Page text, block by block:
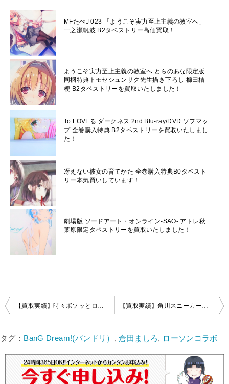
MFたぺJ 023 「ようこそ実力至上主義の教室へ」
一之瀬帆波 B2タペストリー高価買取！
ようこそ実力至上主義の教室へ とらのあな限定版
同梱特典トモセシュンサク先生描き下ろし 櫛田桔
梗 B2タペストリーを買取いたしました！
To LOVEる ダークネス 2nd Blu-ray/DVD ソフマッ
プ 全巻購入特典 B2タペストリーを買取いたしまし
た！
冴えない彼女の育てかた 全巻購入特典B0タペスト
リー本気買いしています！
劇場版 ソードアート・オンライン-SAO- アトレ秋
葉原限定タペストリーを買取いたしました！
投
ナ
タグ： BanG Dream!(バンドリ） ,倉田ましろ, ローソンコラボ